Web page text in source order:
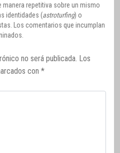
repetitiva sobre un mismo
identidades (astroturfing) o
Los comentarios que incumplan
no será publicada. Los
con *